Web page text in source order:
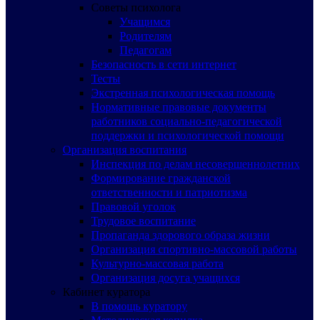
Советы психолога
Учащимся
Родителям
Педагогам
Безопасность в сети интернет
Тесты
Экстренная психологическая помощь
Нормативные правовые документы
работников социально-педагогической
поддержки и психологической помощи
Организация воспитания
Инспекция по делам несовершеннолетних
Формирование гражданской
ответственности и патриотизма
Правовой уголок
Трудовое воспитание
Пропаганда здорового образа жизни
Организация спортивно-массовой работы
Культурно-массовая работа
Организация досуга учащихся
Кабинет куратора
В помощь куратору